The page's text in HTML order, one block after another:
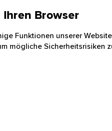
Browser
Funktionen unserer
mögliche Sicherheitsrisiken